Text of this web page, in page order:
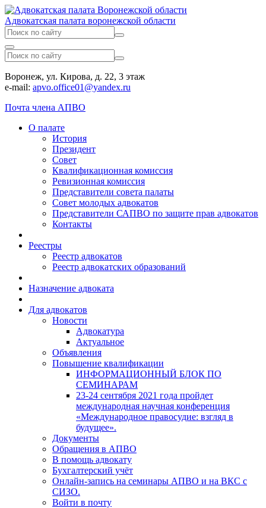
Адвокатская палата воронежской области
Воронеж, ул. Кирова, д. 22, 3 этаж
e-mail: apvo.office01@yandex.ru
Почта члена АПВО
О палате
История
Президент
Совет
Квалификационная комиссия
Ревизионная комиссия
Представители совета палаты
Совет молодых адвокатов
Представители САПВО по защите прав адвокатов
Контакты
Реестры
Реестр адвокатов
Реестр адвокатских образований
Назначение адвоката
Для адвокатов
Новости
Адвокатура
Актуальное
Объявления
Повышение квалификации
ИНФОРМАЦИОННЫЙ БЛОК ПО
СЕМИНАРАМ
23-24 сентября 2021 года пройдет
международная научная конференция
«Международное правосудие: взгляд в
будущее».
Документы
Обращения в АПВО
В помощь адвокату
Бухгалтерский учёт
Онлайн-запись на семинары АПВО и на ВКС с
СИЗО.
Войти в почту